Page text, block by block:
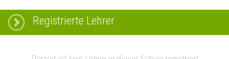
Registrierte Lehrer